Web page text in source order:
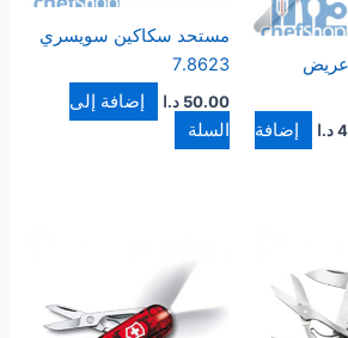
د.ا
إضافة
مستحد سكاكين سويسري
7.8623
50.00 د.ا
إضافة إلى
السلة